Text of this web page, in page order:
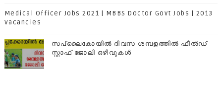
Medical Officer Jobs 2021 | MBBS Doctor Govt Jobs | 2013
Vacancies
സപ്ലൈകോയില്‍ ദിവസ ശമ്പളത്തിൽ ഫീല്‍ഡ്
സ്റ്റാഫ് ജോലി ഒഴിവുകൾ